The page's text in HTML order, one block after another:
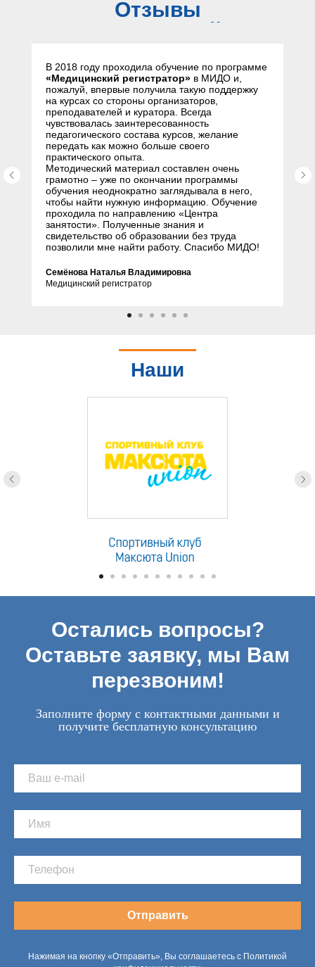
Отзывы
слушателей
В 2018 году проходила обучение по программе
«Медицинский регистратор» в МИДО и,
пожалуй, впервые получила такую поддержку
на курсах со стороны организаторов,
преподавателей и куратора. Всегда
чувствовалась заинтересованность
педагогического состава курсов, желание
передать как можно больше своего
практического опыта.
Методический материал составлен очень
грамотно – уже по окончании программы
обучения неоднократно заглядывала в него,
чтобы найти нужную информацию. Обучение
проходила по направлению «Центра
занятости». Полученные знания и
свидетельство об образовании без труда
позволили мне найти работу. Спасибо МИДО!
Семёнова Наталья Владимировна
Медицинский регистратор
Наши
Остались вопросы?
Оставьте заявку, мы Вам
перезвоним!
Заполните форму с контактными данными и
получите бесплатную консультацию
Отправить
Нажимая на кнопку «Отправить», Вы соглашаетесь с Политикой